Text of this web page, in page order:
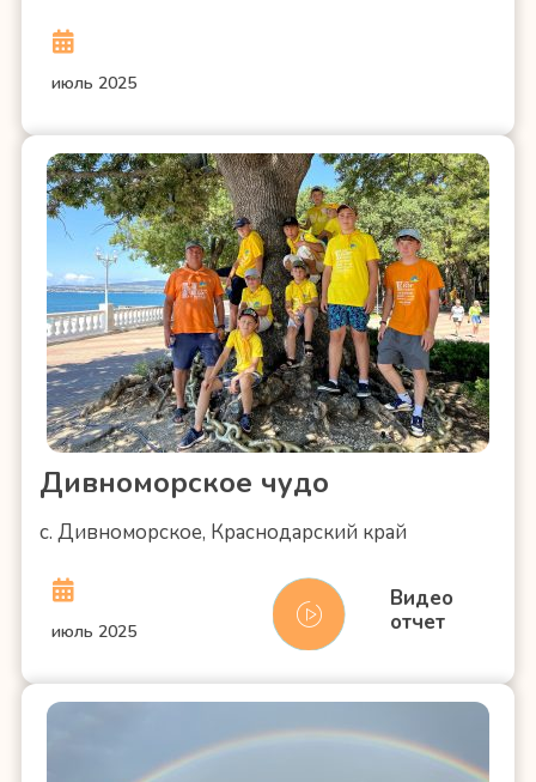
июль 2025
Дивноморское чудо
с. Дивноморское, Краснодарский край
июль 2025
Видео
отчет